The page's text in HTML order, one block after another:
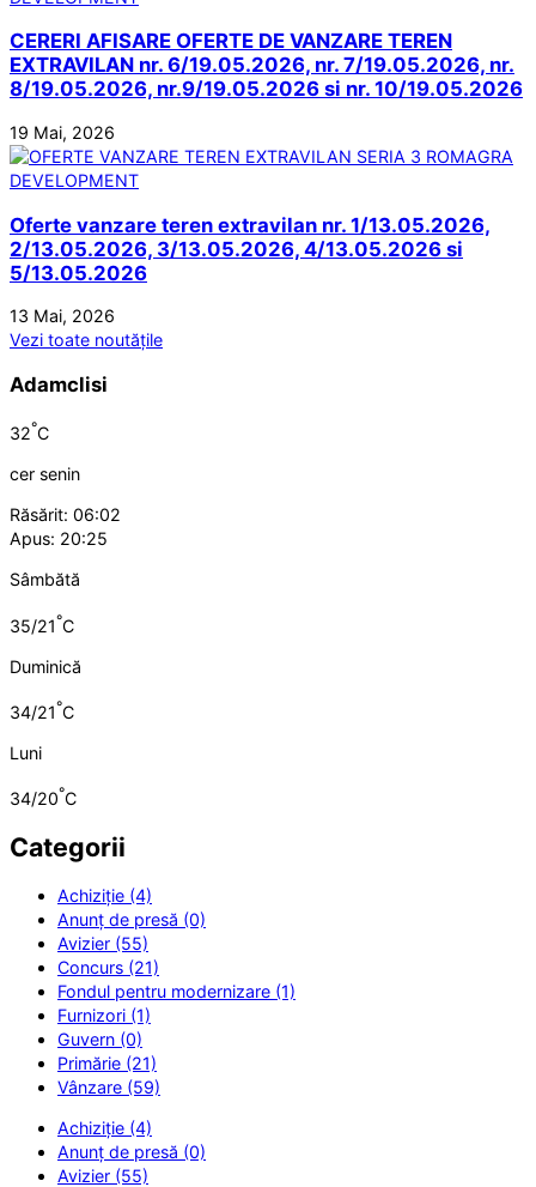
CERERI AFISARE OFERTE DE VANZARE TEREN
EXTRAVILAN nr. 6/19.05.2026, nr. 7/19.05.2026, nr.
8/19.05.2026, nr.9/19.05.2026 si nr. 10/19.05.2026
19 Mai, 2026
Oferte vanzare teren extravilan nr. 1/13.05.2026,
2/13.05.2026, 3/13.05.2026, 4/13.05.2026 si
5/13.05.2026
13 Mai, 2026
Vezi toate noutățile
Adamclisi
32°C
cer senin
Răsărit: 06:02
Apus: 20:25
Sâmbătă
35/21°C
Duminică
34/21°C
Luni
34/20°C
Categorii
Achiziție (4)
Anunț de presă (0)
Avizier (55)
Concurs (21)
Fondul pentru modernizare (1)
Furnizori (1)
Guvern (0)
Primărie (21)
Vânzare (59)
Achiziție (4)
Anunț de presă (0)
Avizier (55)